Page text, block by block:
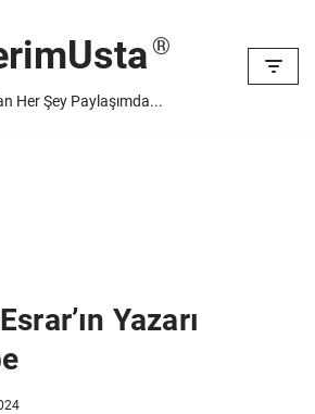
Her Şey Paylaşımda...
Yazarı